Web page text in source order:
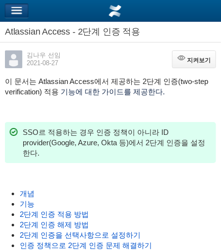
Atlassian Access - 2단계 인증 적용
김나우 선임
2021-08-27
지켜보기
지켜보기
이 문서는 Atlassian Access에서 제공하는 2단계 인증(two-step
verification) 적용 기능에 대한 가이드를 제공한다.
SSO르 적용하는 경우 인증 정책이 아니라 ID
provider(Google, Azure, Okta 등)에서 2단계 인증을 설정
한다.
개념
기능
2단계 인증 적용 방법
2단계 인증 해제 방법
2단계 인증을 선택사항으로 설정하기
인증 정책으로 2단계 인증 문제 해결하기